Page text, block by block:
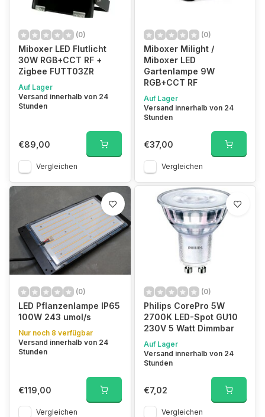
(0)
Miboxer LED Flutlicht
30W RGB+CCT RF +
Zigbee FUTT03ZR
Auf Lager
Versand innerhalb von 24
Stunden
€89,00
Vergleichen
(0)
Miboxer Milight /
Miboxer LED
Gartenlampe 9W
RGB+CCT RF
Auf Lager
Versand innerhalb von 24
Stunden
€37,00
Vergleichen
(0)
LED Pflanzenlampe IP65
100W 243 umol/s
Nur noch 8 verfügbar
Versand innerhalb von 24
Stunden
€119,00
Vergleichen
(0)
Philips CorePro 5W
2700K LED-Spot GU10
230V 5 Watt Dimmbar
Auf Lager
Versand innerhalb von 24
Stunden
€7,02
Vergleichen